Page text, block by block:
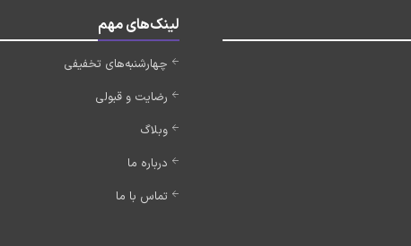
لینک‌های مهم
چهارشنبه‌های تخفیفی
رضایت و قبولی
وبلاگ
درباره ما
تماس با ما